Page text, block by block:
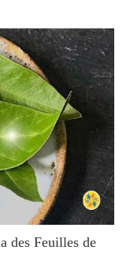
des Feuilles de